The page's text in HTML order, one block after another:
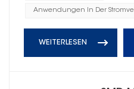
Anwendungen In Der
WEITERLESEN